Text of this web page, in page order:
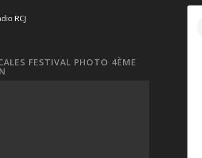
RCJ
FESTIVAL PHOTO 4ÈME